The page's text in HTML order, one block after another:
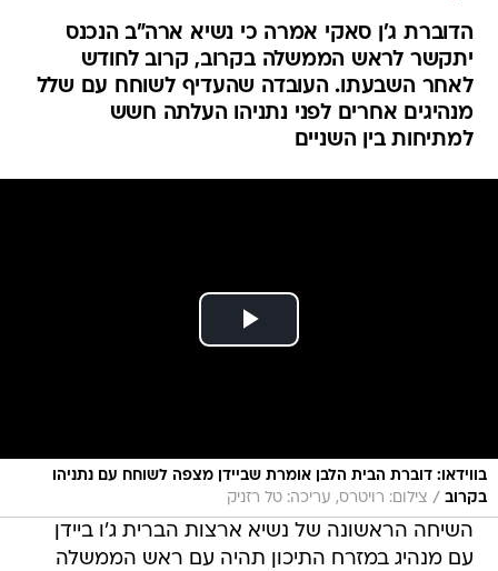
הדוברת ג'ן סאקי אמרה כי נשיא ארה"ב הנכנס
יתקשר לראש הממשלה בקרוב, קרוב לחודש
לאחר השבעתו. העובדה שהעדיף לשוחח עם שלל
מנהיגים אחרים לפני נתניהו העלתה חשש
למתיחות בין השניים
בווידאו: דוברת הבית הלבן אומרת שביידן מצפה לשוחח עם נתניהו
בקרוב / צילום: רויטרס, עריכה: טל רזניק
השיחה הראשונה של נשיא ארצות הברית ג'ו ביידן
עם מנהיג במזרח התיכון תהיה עם ראש הממשלה